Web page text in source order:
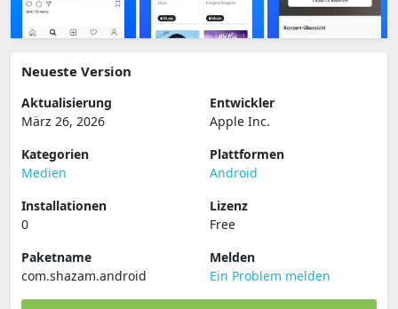
Neueste Version
Aktualisierung
März 26, 2026
Entwickler
Apple Inc.
Kategorien
Medien
Plattformen
Android
Installationen
0
Lizenz
Free
Paketname
com.shazam.android
Melden
Ein Problem melden